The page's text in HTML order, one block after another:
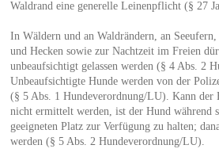
Waldrand eine generelle Leinenpflicht (§ 27
In Wäldern und an Waldrändern, an
und Hecken sowie zur Nachtzeit im Freien
unbeaufsichtigt gelassen werden (§ 4 Abs. 2
Unbeaufsichtigte Hunde werden von der
(§ 5 Abs. 1 Hundeverordnung/LU). Kann der
nicht ermittelt werden, ist der Hund während
geeigneten Platz zur Verfügung zu halten;
werden (§ 5 Abs. 2 Hundeverordnung/LU).